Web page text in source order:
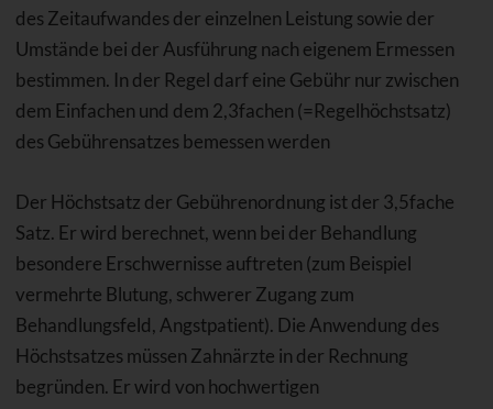
des Zeitaufwandes der einzelnen Leistung sowie der
Umstände bei der Ausführung nach eigenem Ermessen
bestimmen. In der Regel darf eine Gebühr nur zwischen
dem Einfachen und dem 2,3fachen (=Regelhöchstsatz)
des Gebührensatzes bemessen werden
Der Höchstsatz der Gebührenordnung ist der 3,5fache
Satz. Er wird berechnet, wenn bei der Behandlung
besondere Erschwernisse auftreten (zum Beispiel
vermehrte Blutung, schwerer Zugang zum
Behandlungsfeld, Angstpatient). Die Anwendung des
Höchstsatzes müssen Zahnärzte in der Rechnung
begründen. Er wird von hochwertigen